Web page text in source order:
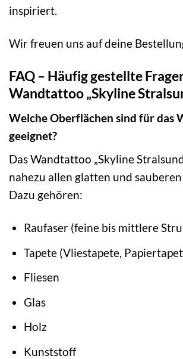
inspiriert.
Wir freuen uns auf deine
FAQ – Häufig gestellte
Wandtattoo „Skyline
Welche Oberflächen sind für das
geeignet?
Das Wandtattoo „Skyline
nahezu allen glatten und
Dazu gehören:
Raufaser (feine bis mittlere
Tapete (Vliestapete,
Fliesen
Glas
Holz
Kunststoff